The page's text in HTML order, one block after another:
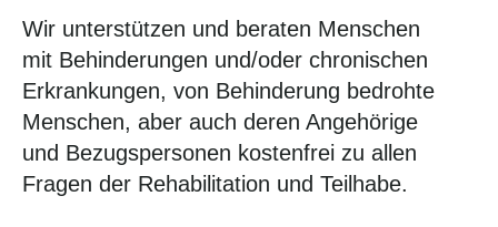
Wir unterstützen und beraten Menschen
mit Behinderungen und/oder chronischen
Erkrankungen, von Behinderung bedrohte
Menschen, aber auch deren Angehörige
und Bezugspersonen kostenfrei zu allen
Fragen der Rehabilitation und Teilhabe.